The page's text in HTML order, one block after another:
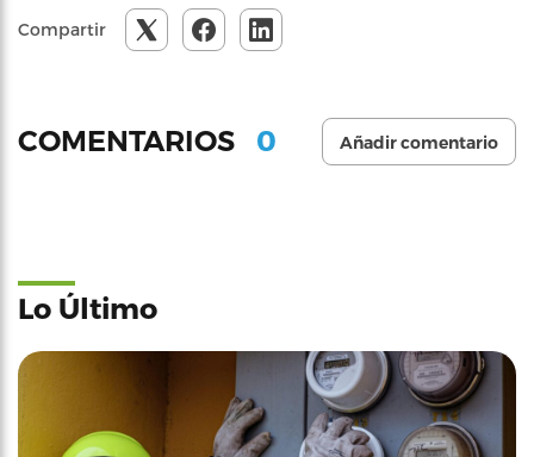
Compartir
COMENTARIOS 0 Añadir comentario
Lo Último